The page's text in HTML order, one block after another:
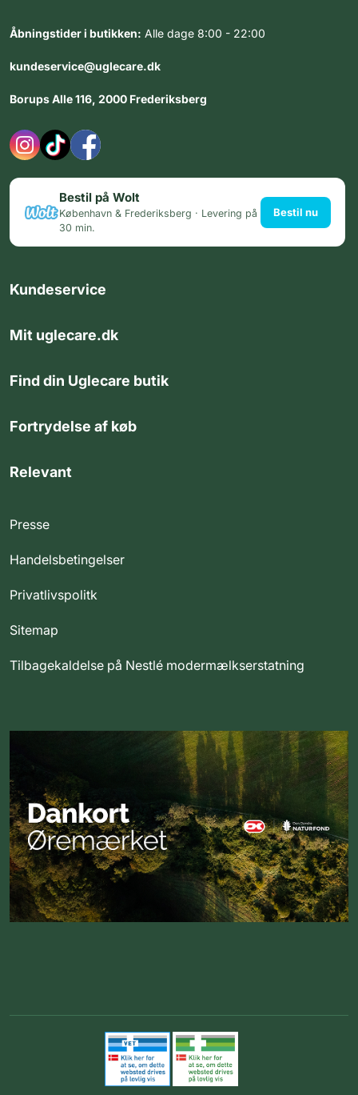
Åbningstider i butikken: Alle dage 8:00 - 22:00
kundeservice@uglecare.dk
Borups Alle 116, 2000 Frederiksberg
Bestil på Wolt
København & Frederiksberg · Levering på
30 min.
Bestil nu
Kundeservice
Mit uglecare.dk
Find din Uglecare butik
Fortrydelse af køb
Relevant
Presse
Handelsbetingelser
Privatlivspolitk
Sitemap
Tilbagekaldelse på Nestlé modermælkserstatning